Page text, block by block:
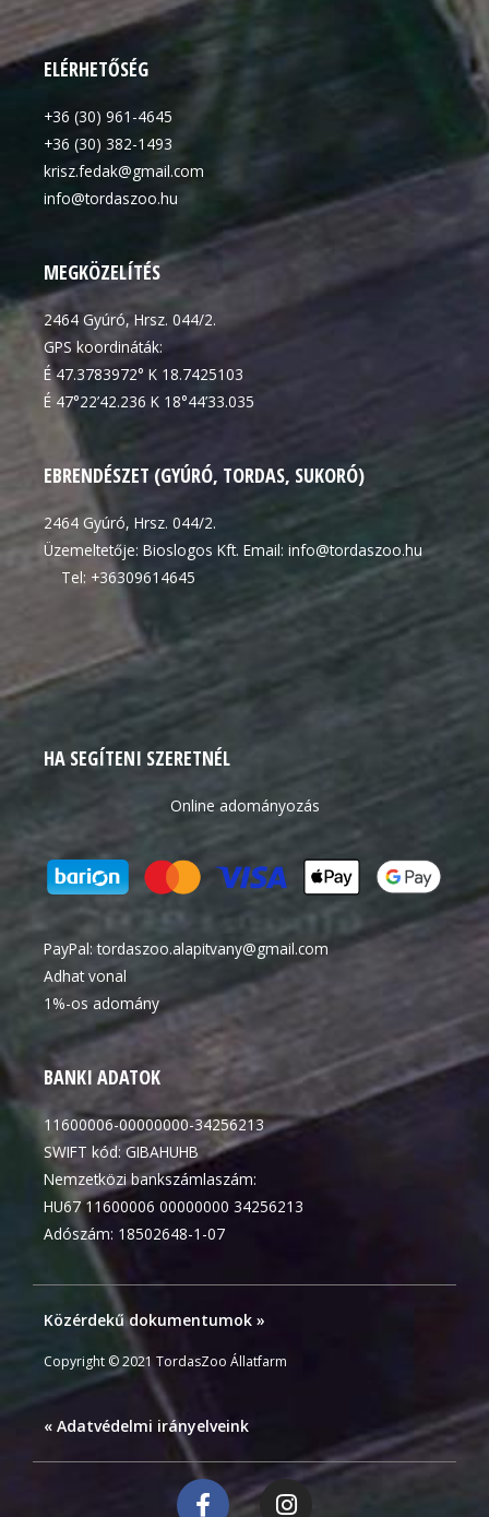
ELÉRHETŐSÉG
+36 (30) 961-4645
+36 (30) 382-1493
krisz.fedak@gmail.com
info@tordaszoo.hu
MEGKÖZELÍTÉS
2464 Gyúró, Hrsz. 044/2.
GPS koordináták:
É 47.3783972° K 18.7425103
É 47°22’42.236 K 18°44’33.035
EBRENDÉSZET (GYÚRÓ, TORDAS, SUKORÓ)
2464 Gyúró, Hrsz. 044/2.
Üzemeltetője: Bioslogos Kft. Email: info@tordaszoo.hu
Tel: +36309614645
HA SEGÍTENI SZERETNÉL
Online adományozás
PayPal:tordaszoo.alapitvany@gmail.com
Adhat vonal
1%-os adomány
BANKI ADATOK
11600006-00000000-34256213
SWIFT kód: GIBAHUHB
Nemzetközi bankszámlaszám:
HU67 11600006 00000000 34256213
Adószám: 18502648-1-07
Közérdekű dokumentumok »
Copyright © 2021 TordasZoo Állatfarm
« Adatvédelmi irányelveink
F I